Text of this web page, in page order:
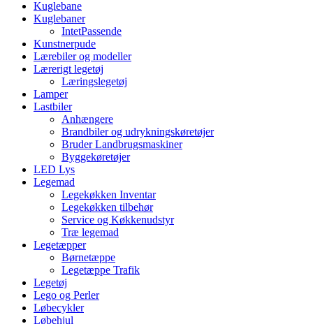
Kuglebane
Kuglebaner
IntetPassende
Kunstnerpude
Lærebiler og modeller
Lærerigt legetøj
Læringslegetøj
Lamper
Lastbiler
Anhængere
Brandbiler og udrykningskøretøjer
Bruder Landbrugsmaskiner
Byggekøretøjer
LED Lys
Legemad
Legekøkken Inventar
Legekøkken tilbehør
Service og Køkkenudstyr
Træ legemad
Legetæpper
Børnetæppe
Legetæppe Trafik
Legetøj
Lego og Perler
Løbecykler
Løbehjul